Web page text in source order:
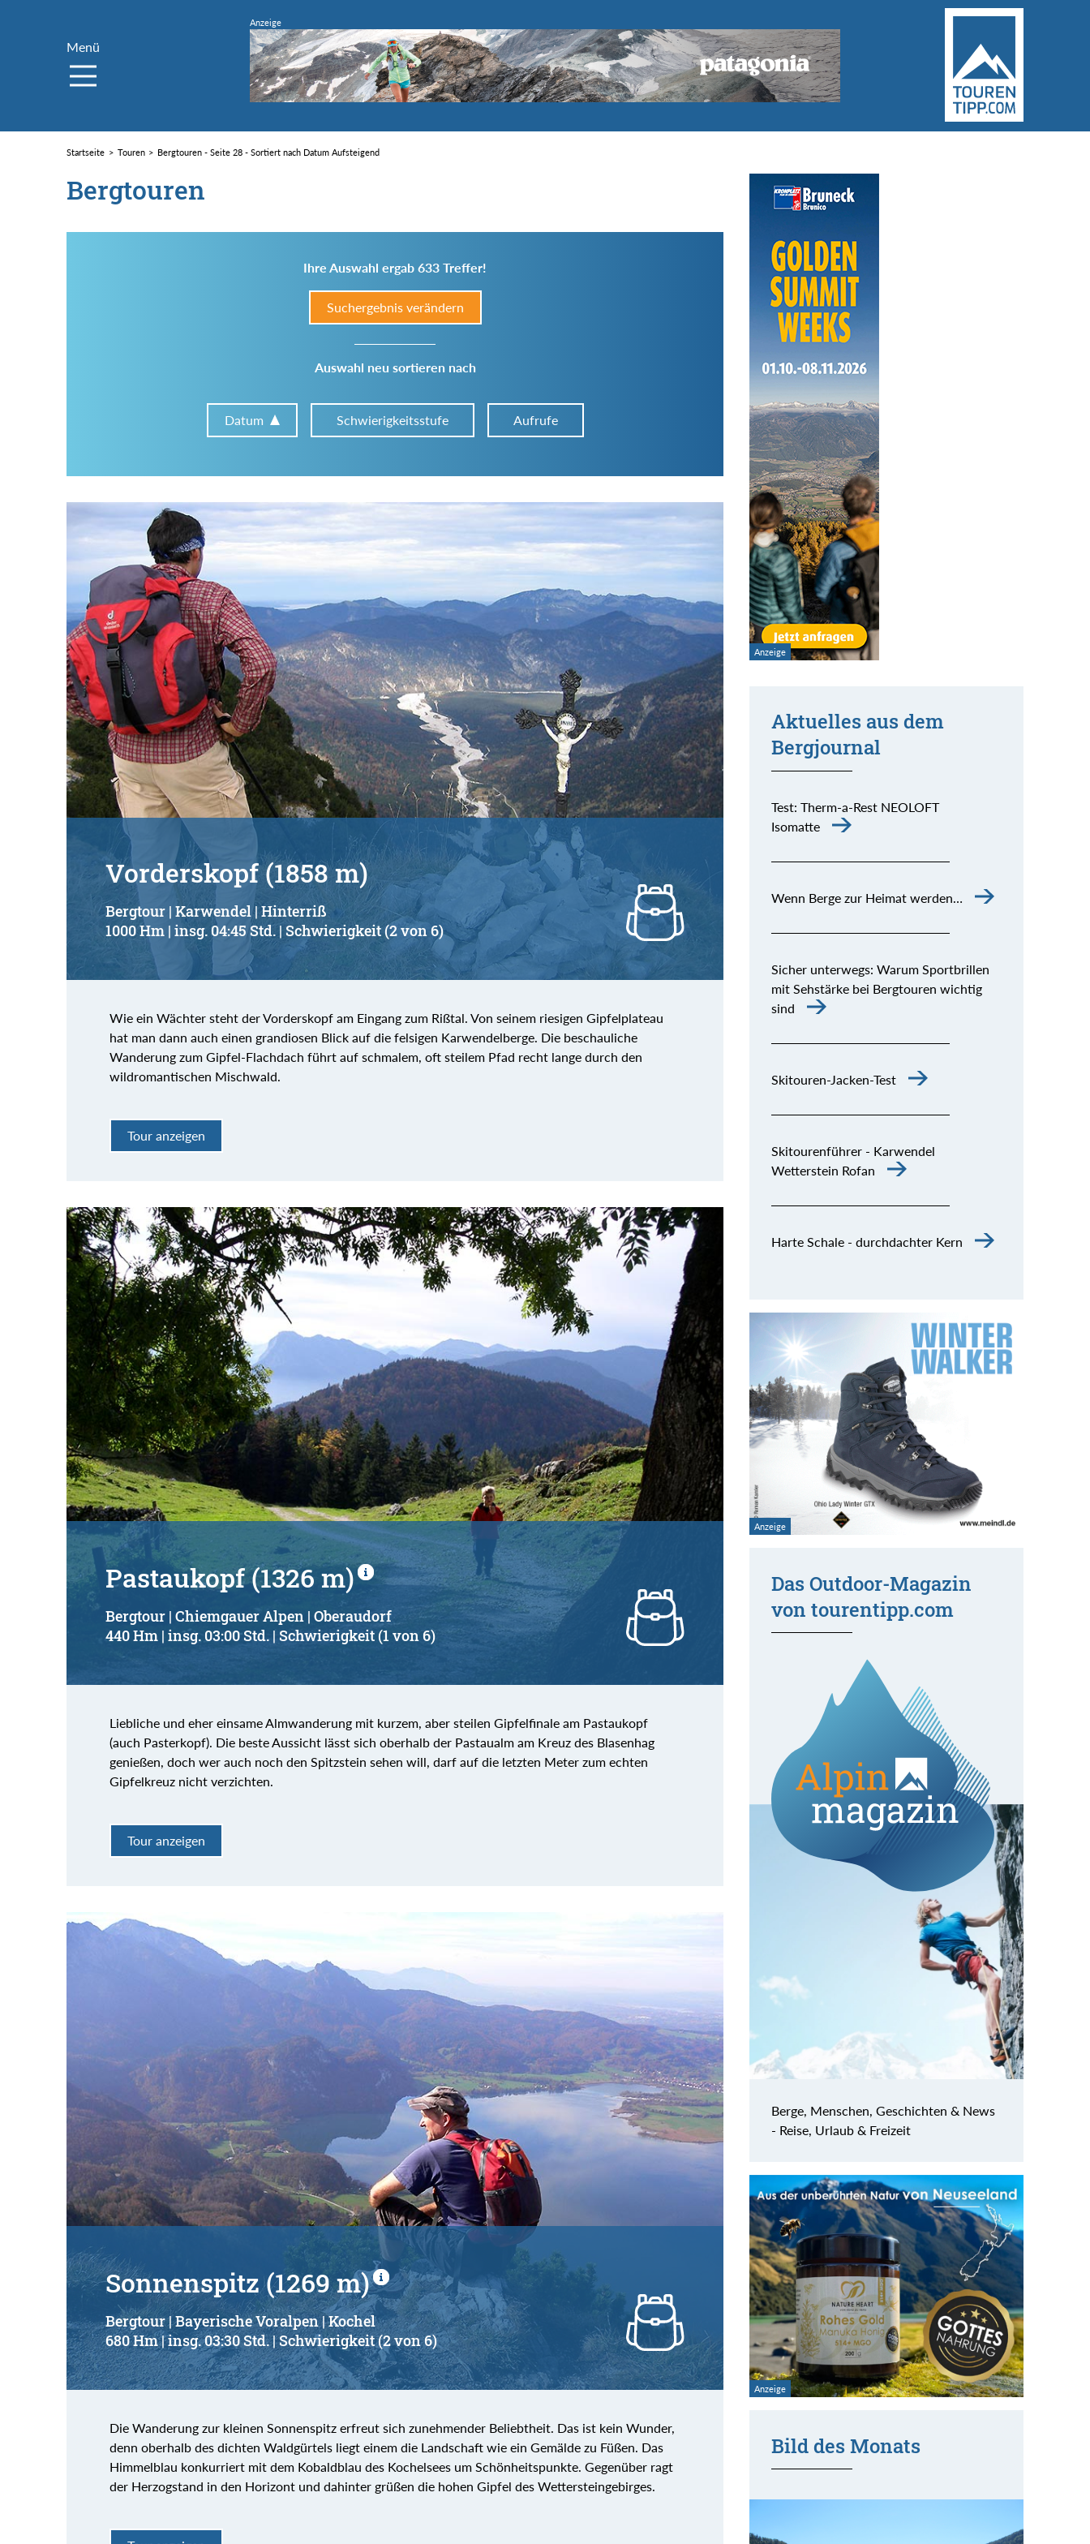
Menü
Startseite Touren Bergtouren - Seite 28 - Sortiert nach Datum Aufsteigend
Bergtouren
Ihre Auswahl ergab 633 Treffer!
Suchergebnis verändern
Auswahl neu sortieren nach
Datum Schwierigkeitsstufe Aufrufe
Im Tourenarchiv suchen
Land:
Region:
Gebirge:
Art der Tour:
Schwierigkeitsgrad:
von
bis
Kondition (Tourdauer):
von
bis
Suchbegriff:
Vorderskopf (1858 m)
Bergtour | Karwendel | Hinterriß
1000 Hm | insg. 04:45 Std. | Schwierigkeit (2 von 6)
Wie ein Wächter steht der Vorderskopf am Eingang zum Rißtal. Von seinem riesigen Gipfelplateau
hat man dann auch einen grandiosen Blick auf die felsigen Karwendelberge. Die beschauliche
Wanderung zum Gipfel-Flachdach führt auf schmalem, oft steilem Pfad recht lange durch den
wildromantischen Mischwald.
Tour anzeigen
Pastaukopf (1326 m)
Bergtour | Chiemgauer Alpen | Oberaudorf
440 Hm | insg. 03:00 Std. | Schwierigkeit (1 von 6)
Liebliche und eher einsame Almwanderung mit kurzem, aber steilen Gipfelfinale am Pastaukopf
(auch Pasterkopf). Die beste Aussicht lässt sich oberhalb der Pastaualm am Kreuz des Blasenhag
genießen, doch wer auch noch den Spitzstein sehen will, darf auf die letzten Meter zum echten
Gipfelkreuz nicht verzichten.
Tour anzeigen
Sonnenspitz (1269 m)
Bergtour | Bayerische Voralpen | Kochel
680 Hm | insg. 03:30 Std. | Schwierigkeit (2 von 6)
Die Wanderung zur kleinen Sonnenspitz erfreut sich zunehmender Beliebtheit. Das ist kein Wunder,
denn oberhalb des dichten Waldgürtels liegt einem die Landschaft wie ein Gemälde zu Füßen. Das
Himmelblau konkurriert mit dem Kobaldblau des Kochelsees um Schönheitspunkte. Gegenüber ragt
der Herzogstand in den Horizont und dahinter grüßen die hohen Gipfel des Wettersteingebirges.
Aktuelles aus dem
Bergjournal
Test: Therm-a-Rest NEOLOFT
Isomatte
Wenn Berge zur Heimat werden…
Sicher unterwegs: Warum Sportbrillen
mit Sehstärke bei Bergtouren wichtig
sind
Skitouren-Jacken-Test
Skitourenführer - Karwendel
Wetterstein Rofan
Harte Schale - durchdachter Kern
Das Outdoor-Magazin
von tourentipp.com
Berge, Menschen, Geschichten & News
- Reise, Urlaub & Freizeit
Bild des Monats